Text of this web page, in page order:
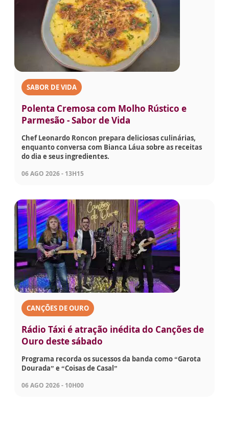
SABOR DE VIDA
Polenta Cremosa com Molho Rústico e
Parmesão - Sabor de Vida
Chef Leonardo Roncon prepara deliciosas culinárias,
enquanto conversa com Bianca Láua sobre as receitas
do dia e seus ingredientes.
06 AGO 2026 - 13H15
CANÇÕES DE OURO
Rádio Táxi é atração inédita do Canções de
Ouro deste sábado
Programa recorda os sucessos da banda como “Garota
Dourada” e “Coisas de Casal”
06 AGO 2026 - 10H00